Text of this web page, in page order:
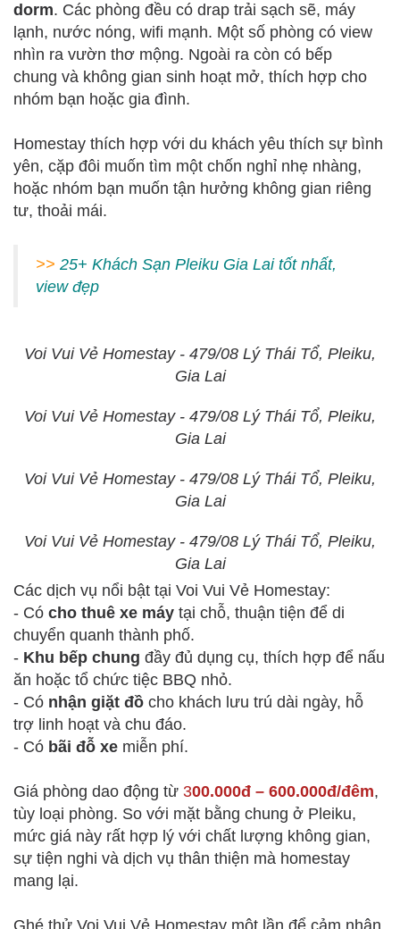
dorm. Các phòng đều có drap trải sạch sẽ, máy
lạnh, nước nóng, wifi mạnh. Một số phòng có view
nhìn ra vườn thơ mộng. Ngoài ra còn có bếp
chung và không gian sinh hoạt mở, thích hợp cho
nhóm bạn hoặc gia đình.
Homestay thích hợp với du khách yêu thích sự bình
yên, cặp đôi muốn tìm một chốn nghỉ nhẹ nhàng,
hoặc nhóm bạn muốn tận hưởng không gian riêng
tư, thoải mái.
>> 25+ Khách Sạn Pleiku Gia Lai tốt nhất,
view đẹp
Voi Vui Vẻ Homestay - 479/08 Lý Thái Tổ, Pleiku,
Gia Lai
Voi Vui Vẻ Homestay - 479/08 Lý Thái Tổ, Pleiku,
Gia Lai
Voi Vui Vẻ Homestay - 479/08 Lý Thái Tổ, Pleiku,
Gia Lai
Voi Vui Vẻ Homestay - 479/08 Lý Thái Tổ, Pleiku,
Gia Lai
Các dịch vụ nổi bật tại Voi Vui Vẻ Homestay:
- Có cho thuê xe máy tại chỗ, thuận tiện để di
chuyển quanh thành phố.
- Khu bếp chung đầy đủ dụng cụ, thích hợp để nấu
ăn hoặc tổ chức tiệc BBQ nhỏ.
- Có nhận giặt đồ cho khách lưu trú dài ngày, hỗ
trợ linh hoạt và chu đáo.
- Có bãi đỗ xe miễn phí.
Giá phòng dao động từ 300.000đ – 600.000đ/đêm,
tùy loại phòng. So với mặt bằng chung ở Pleiku,
mức giá này rất hợp lý với chất lượng không gian,
sự tiện nghi và dịch vụ thân thiện mà homestay
mang lại.